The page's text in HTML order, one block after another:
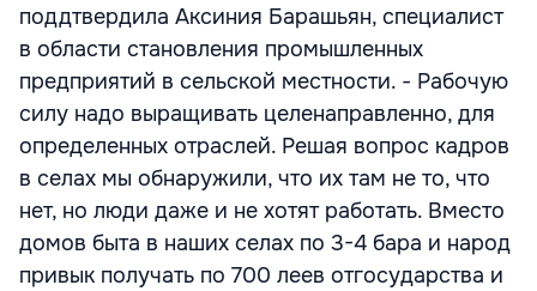
поддтвердила Аксиния Барашьян, специалист
в области становления промышленных
предприятий в сельской местности. - Рабочую
силу надо выращивать целенаправленно, для
определенных отраслей. Решая вопрос кадров
в селах мы обнаружили, что их там не то, что
нет, но люди даже и не хотят работать. Вместо
домов быта в наших селах по 3-4 бара и народ
привык получать по 700 леев отгосударства и